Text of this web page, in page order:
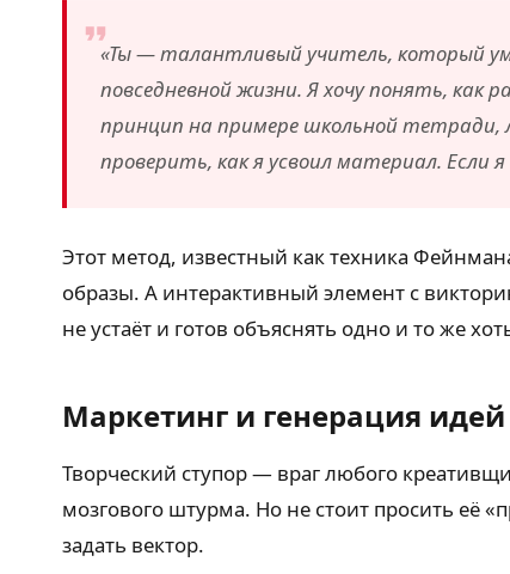
«Ты — талантливый учитель, который
повседневной жизни. Я хочу понять, как
принцип на примере школьной тетради,
проверить, как я усвоил материал. Если
Этот метод, известный как техника
образы. А интерактивный элемент с
не устаёт и готов объяснять одно и то же
Маркетинг и генерация идей
Творческий ступор — враг любого
мозгового штурма. Но не стоит просить её
задать вектор.